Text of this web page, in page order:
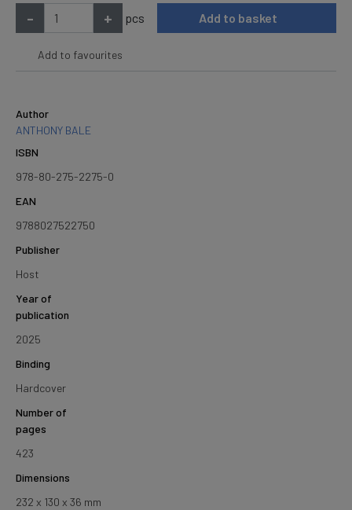
- + pcs Add to basket
Add to favourites
Author
ANTHONY BALE
ISBN
978-80-275-2275-0
EAN
9788027522750
Publisher
Host
Year of
publication
2025
Binding
Hardcover
Number of
pages
423
Dimensions
232 x 130 x 36 mm